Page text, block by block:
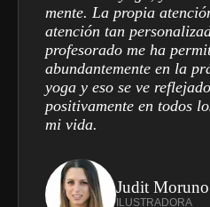
mente. La propia
atención tan
profesorado me ha
abundantemente en la
yoga y eso se ve reflejado
positivamente en todos
mi vida.
Judit Moruno
ILUSTRADORA